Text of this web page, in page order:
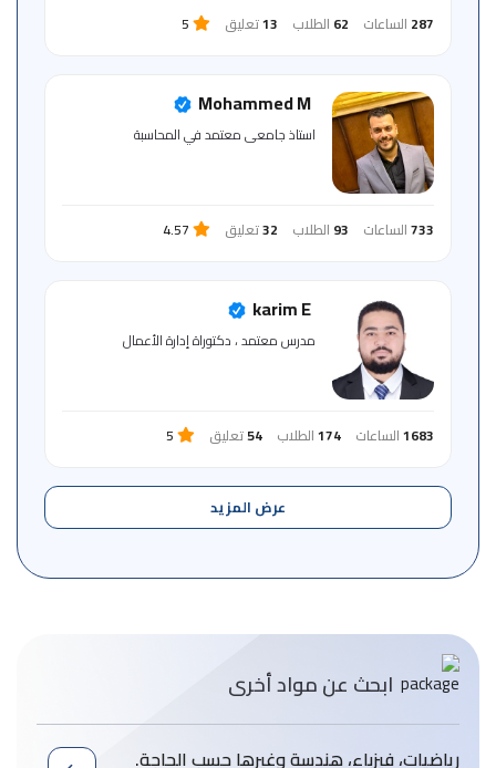
287 الساعات 62 الطلاب 13تعليق 5
Mohammed M
استاذ جامعى معتمد في المحاسبة
733الساعات 93 الطلاب 32تعليق 4.57
karim E
مدرس معتمد ، دكتوراة إدارة الأعمال
1683الساعات 174الطلاب 54تعليق 5
عرض المزيد
ابحث عن مواد أخرى
رياضيات، فيزباء، هندسة وغيرها حسب الحاجة.